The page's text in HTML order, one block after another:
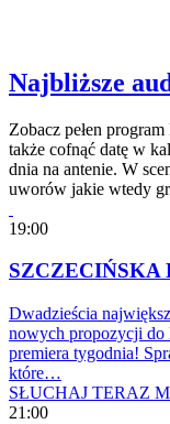
Najbliższe
Zobacz pełen
także cofnąć datę w
dnia na antenie. W
uworów jakie wtedy
19:00
SZCZECIŃSKA
Dwadzieścia
nowych propozycji do
premiera tygodnia!
które…
SŁUCHAJ TERAZ
21:00